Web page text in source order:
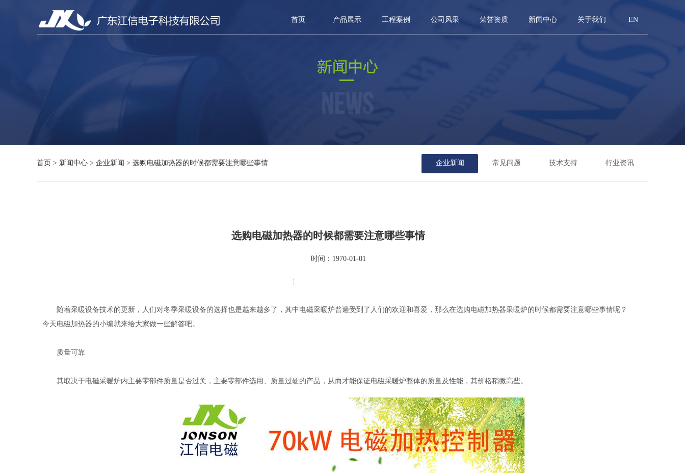
首页 产品展示 工程案例 公司风采 荣誉资质 新闻中心 关于我们 EN
首页 > 新闻中心 > 企业新闻 > 选购电磁加热器的时候都需要注意哪些事情 企业新闻 常见问题 技术支持 行业资讯
选购电磁加热器的时候都需要注意哪些事情
时间：1970-01-01
随着采暖设备技术的更新，人们对冬季采暖设备的选择也是越来越多了，其中电磁采暖炉普遍受到了人们的欢迎和喜爱，那么在选购电磁加热器采暖炉的时候都需要注意哪些事情呢？
今天电磁加热器的小编就来给大家做一些解答吧。
质量可靠
其取决于电磁采暖炉内主要零部件质量是否过关，主要零部件选用、质量过硬的产品，从而才能保证电磁采暖炉整体的质量及性能，其价格稍微高些。